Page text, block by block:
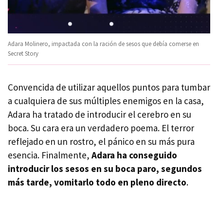
Adara Molinero, impactada con la ración de sesos que debía comerse en
Secret Story
Convencida de utilizar aquellos puntos para tumbar
a cualquiera de sus múltiples enemigos en la casa,
Adara ha tratado de introducir el cerebro en su
boca. Su cara era un verdadero poema. El terror
reflejado en un rostro, el pánico en su más pura
esencia. Finalmente, Adara ha conseguido
introducir los sesos en su boca paro, segundos
más tarde, vomitarlo todo en pleno directo.